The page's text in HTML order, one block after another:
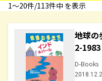
1〜20件/113件中 を表示
地球の
2-1983
D-Books